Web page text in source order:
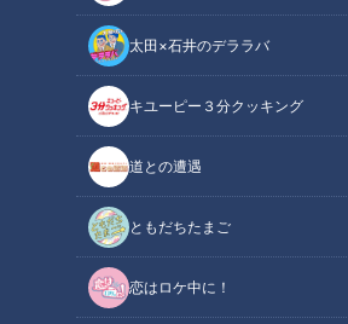
太田×石井のデララバ
キユーピー３分クッキング
道との遭遇
ともだちたまご
恋はロケ中に！
CBCテレビ：画像『キユーピー3分クッキング』
この記事の画像（全1枚）